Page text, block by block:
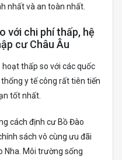
nhất và an toàn nhất.
với chi phí thấp, hệ
cư Châu Âu
hoạt thấp so với các quốc
y tế công rất tiên tiến
tốt nhất.
cách định cư Bồ Đào
sách vô cùng ưu đãi
Nha. Môi trường sống